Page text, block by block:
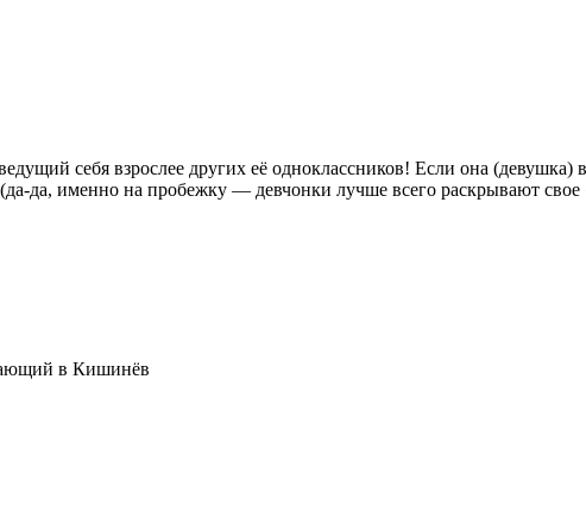
себя взрослее других её одноклассников! Если она (девушка)
да, именно на пробежку — девчонки лучше всего раскрывают свое
в Кишинёв